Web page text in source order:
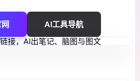
AI工具导航